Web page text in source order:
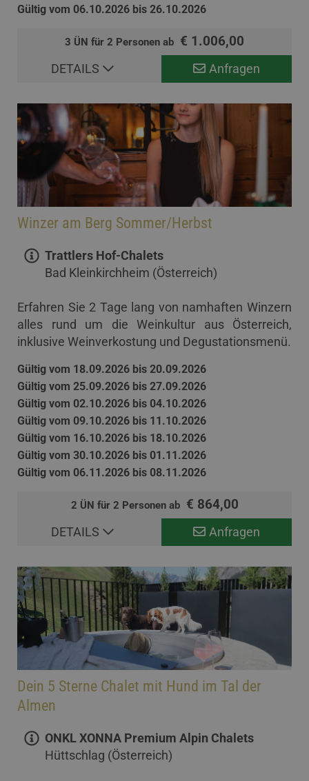
Gültig vom 06.10.2026 bis 26.10.2026
3 ÜN für 2 Personen ab € 1.006,00
Anfragen
DETAILS
Winzer am Berg Sommer/Herbst
Trattlers Hof-Chalets
Bad Kleinkirchheim (Österreich)
Erfahren Sie 2 Tage lang von namhaften Winzern
alles rund um die Weinkultur aus Österreich,
inklusive Weinverkostung und Degustationsmenü.
Gültig vom 18.09.2026 bis 20.09.2026
Gültig vom 25.09.2026 bis 27.09.2026
Gültig vom 02.10.2026 bis 04.10.2026
Gültig vom 09.10.2026 bis 11.10.2026
Gültig vom 16.10.2026 bis 18.10.2026
Gültig vom 30.10.2026 bis 01.11.2026
Gültig vom 06.11.2026 bis 08.11.2026
2 ÜN für 2 Personen ab € 864,00
Anfragen
DETAILS
Dein 5 Sterne Chalet mit Hund im Tal der
Almen
ONKL XONNA Premium Alpin Chalets
Hüttschlag (Österreich)